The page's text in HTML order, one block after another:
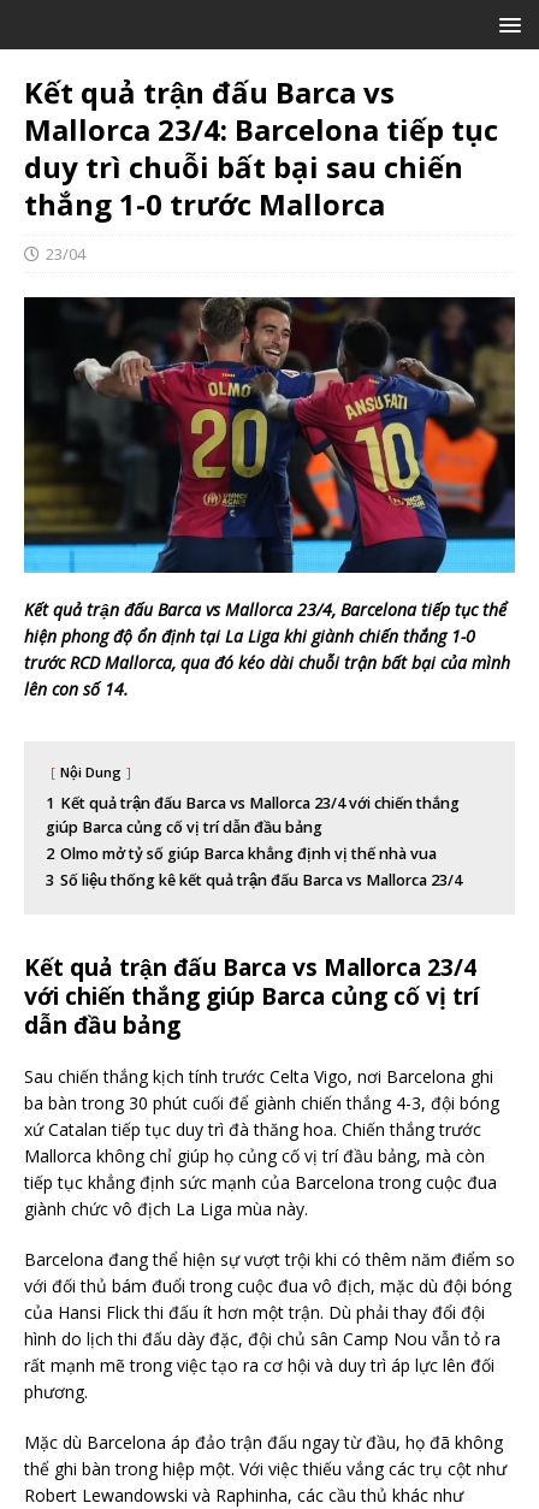
Kết quả trận đấu Barca vs
Mallorca 23/4: Barcelona tiếp tục
duy trì chuỗi bất bại sau chiến
thắng 1-0 trước Mallorca
23/04
Kết quả trận đấu Barca vs Mallorca 23/4, Barcelona tiếp tục thể
hiện phong độ ổn định tại La Liga khi giành chiến thắng 1-0
trước RCD Mallorca, qua đó kéo dài chuỗi trận bất bại của mình
lên con số 14.
Nội Dung
1 Kết quả trận đấu Barca vs Mallorca 23/4 với chiến thắng
giúp Barca củng cố vị trí dẫn đầu bảng
2 Olmo mở tỷ số giúp Barca khẳng định vị thế nhà vua
3 Số liệu thống kê kết quả trận đấu Barca vs Mallorca 23/4
Kết quả trận đấu Barca vs Mallorca 23/4
với chiến thắng giúp Barca củng cố vị trí
dẫn đầu bảng
Sau chiến thắng kịch tính trước Celta Vigo, nơi Barcelona ghi
ba bàn trong 30 phút cuối để giành chiến thắng 4-3, đội bóng
xứ Catalan tiếp tục duy trì đà thăng hoa. Chiến thắng trước
Mallorca không chỉ giúp họ củng cố vị trí đầu bảng, mà còn
tiếp tục khẳng định sức mạnh của Barcelona trong cuộc đua
giành chức vô địch La Liga mùa này.
Barcelona đang thể hiện sự vượt trội khi có thêm năm điểm so
với đối thủ bám đuổi trong cuộc đua vô địch, mặc dù đội bóng
của Hansi Flick thi đấu ít hơn một trận. Dù phải thay đổi đội
hình do lịch thi đấu dày đặc, đội chủ sân Camp Nou vẫn tỏ ra
rất mạnh mẽ trong việc tạo ra cơ hội và duy trì áp lực lên đối
phương.
Mặc dù Barcelona áp đảo trận đấu ngay từ đầu, họ đã không
thể ghi bàn trong hiệp một. Với việc thiếu vắng các trụ cột như
Robert Lewandowski và Raphinha, các cầu thủ khác như